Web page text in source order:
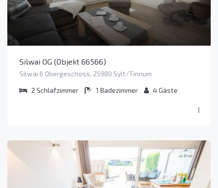
Silwai OG (Objekt 66566)
Silwai 6 Obergeschoss, 25980 Sylt/Tinnum
2 Schlafzimmer 1 Badezimmer 4Gäste